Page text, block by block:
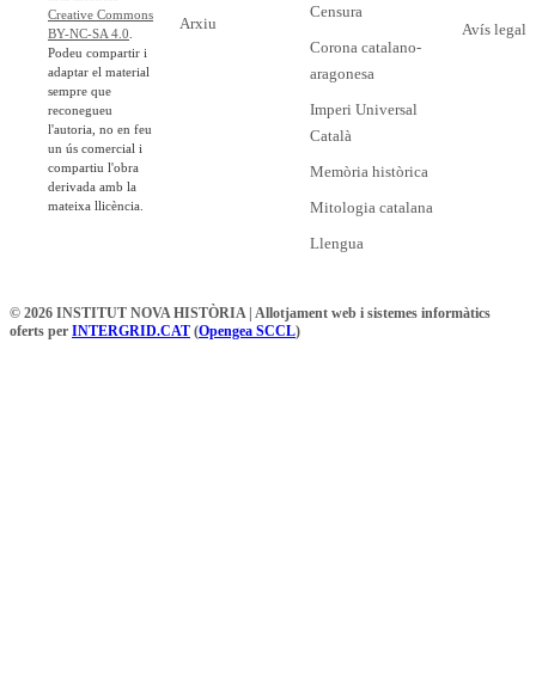
Creative Commons
BY-NC-SA 4.0
Podeu compartir i
adaptar el material
sempre que
reconegueu
l'autoria, no en feu
un ús comercial i
compartiu l'obra
derivada amb la
mateixa llicència.
Arxiu
Censura
Corona catalano-
aragonesa
Imperi Universal
Català
Memòria històrica
Mitologia catalana
Llengua
Avís legal
© 2026 INSTITUT NOVA HISTÒRIA | Allotjament web i sistemes informàtics
oferts per INTERGRID.CAT (Opengea SCCL)